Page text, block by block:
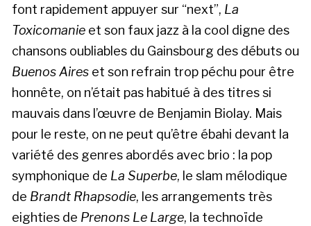
font rapidement appuyer sur “next”, La
Toxicomanie et son faux jazz à la cool digne des
chansons oubliables du Gainsbourg des débuts ou
Buenos Aires et son refrain trop péchu pour être
honnête, on n’était pas habitué à des titres si
mauvais dans l’œuvre de Benjamin Biolay. Mais
pour le reste, on ne peut qu’être ébahi devant la
variété des genres abordés avec brio : la pop
symphonique de La Superbe, le slam mélodique
de Brandt Rhapsodie, les arrangements très
eighties de Prenons Le Large, la technoïde